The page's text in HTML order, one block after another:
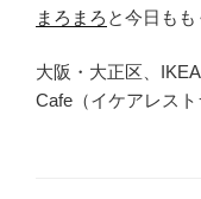
まろまろ と今日もも
大阪・大正区、
Cafe（イケアレスト